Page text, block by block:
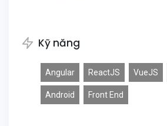
Kỹ năng
Angular ReactJS VueJS
Android Front End